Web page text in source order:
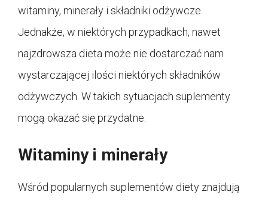
witaminy, minerały i składniki odżywcze.
Jednakże, w niektórych przypadkach, nawet
najzdrowsza dieta może nie dostarczać nam
wystarczającej ilości niektórych składników
odżywczych. W takich sytuacjach suplementy
mogą okazać się przydatne.
Witaminy i minerały
Wśród popularnych suplementów diety znajdują